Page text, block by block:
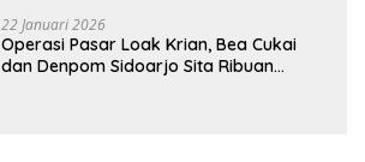
22 Januari 2026
Operasi Pasar Loak Krian, Bea Cukai
dan Denpom Sidoarjo Sita Ribuan